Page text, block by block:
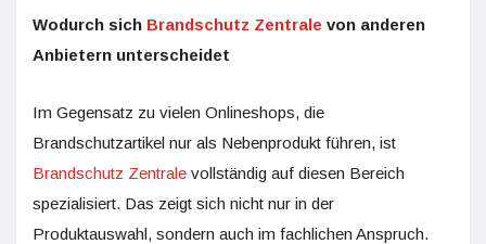
Wodurch sich Brandschutz Zentrale von anderen
Anbietern unterscheidet
Im Gegensatz zu vielen Onlineshops, die
Brandschutzartikel nur als Nebenprodukt führen, ist
Brandschutz Zentrale vollständig auf diesen Bereich
spezialisiert. Das zeigt sich nicht nur in der
Produktauswahl, sondern auch im fachlichen Anspruch.